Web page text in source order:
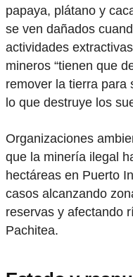
papaya, plátano y
se ven dañados
actividades
mineros “tienen que
remover la tierra para
lo que destruye los
Organizaciones
que la minería ilegal
hectáreas en Puerto
casos alcanzando
reservas y afectando
Pachitea.